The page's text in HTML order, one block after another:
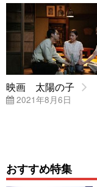
映画 太陽の子
2021年8月6日
おすすめ特集